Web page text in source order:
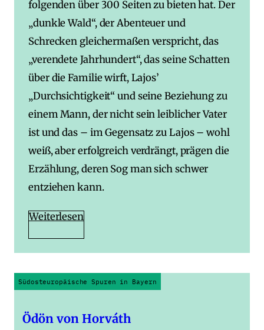
folgenden über 300 Seiten zu bieten hat. Der
„dunkle Wald“, der Abenteuer und
Schrecken gleichermaßen verspricht, das
„verendete Jahrhundert“, das seine Schatten
über die Familie wirft, Lajos’
„Durchsichtigkeit“ und seine Beziehung zu
einem Mann, der nicht sein leiblicher Vater
ist und das – im Gegensatz zu Lajos – wohl
weiß, aber erfolgreich verdrängt, prägen die
Erzählung, deren Sog man sich schwer
entziehen kann.
Weiterlesen
Südosteuropäische Spuren in Bayern
Ödön von Horváth